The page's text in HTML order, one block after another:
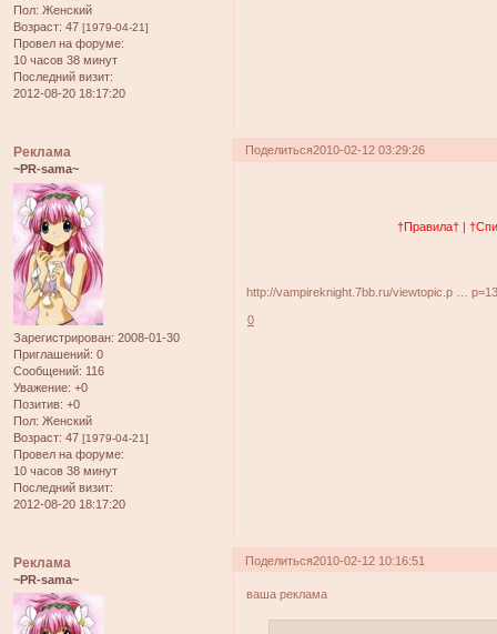
Пол: Женский
Возраст: 47 [1979-04-21]
Провел на форуме:
10 часов 38 минут
Последний визит:
2012-08-20 18:17:20
Поделиться2010-02-12 03:29:26
Реклама
~PR-sama~
Зарегистрирован: 2008-01-30
Приглашений: 0
Сообщений: 116
Уважение: +0
Позитив: +0
Пол: Женский
Возраст: 47 [1979-04-21]
Провел на форуме:
10 часов 38 минут
Последний визит:
2012-08-20 18:17:20
†Правила† |
http://vampireknight.7bb.ru/viewtopic.p …
0
Поделиться2010-02-12 10:16:51
Реклама
~PR-sama~
ваша реклама